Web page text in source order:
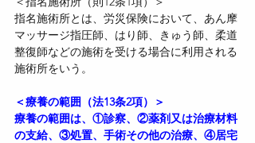
指名施術所とは、労災保険において、あん摩
マッサージ指圧師、はり師、きゅう師、柔道
整復師などの施術を受ける場合に利用される
施術所をいう。
＜療養の範囲（法13条2項）＞
療養の範囲は、①診察、②薬剤又は治療材料
の支給、③処置、手術その他の治療、④居宅